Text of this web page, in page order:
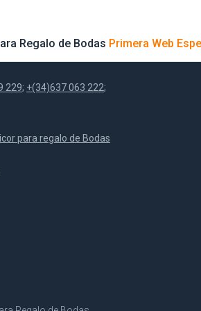
Regalo de Bodas Primera Web
229; +(34)637 063 222;
para regalo de Bodas